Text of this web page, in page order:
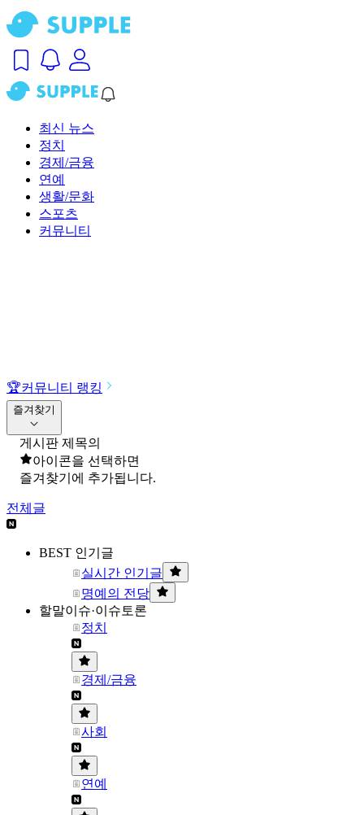
최신 뉴스
정치
경제/금융
연예
생활/문화
스포츠
커뮤니티
🏆커뮤니티 랭킹
즐겨찾기
게시판 제목의
아이콘을 선택하면
즐겨찾기에 추가됩니다.
전체글
BEST 인기글
실시간 인기글
명예의 전당
할말이슈·이슈토론
정치
경제/금융
사회
연예